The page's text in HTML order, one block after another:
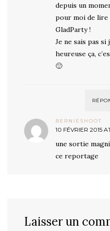
depuis un
pour moi de lire
GladParty !
Je ne sais pas si
heureuse ça,
🙂
BERNIESHOOT
10 FÉVRIER 2015
une sortie
ce reportage
Laisser un